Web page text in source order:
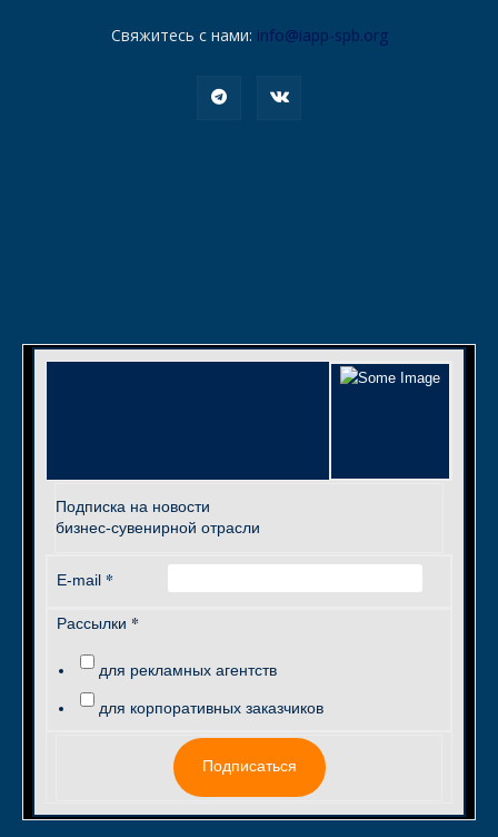
Свяжитесь с нами: info@iapp-spb.org
Подписка на новости
бизнес-сувенирной отрасли
E-mail *
Рассылки *
для рекламных агентств
для корпоративных заказчиков
Подписаться